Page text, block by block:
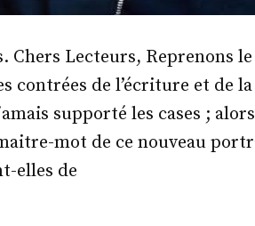
Chers Lecteurs, Reprenons
contrées de l’écriture et de
supporté les cases ;
mot de ce nouveau
elles de